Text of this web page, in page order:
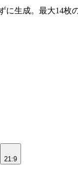
に生成。最大14
21:9